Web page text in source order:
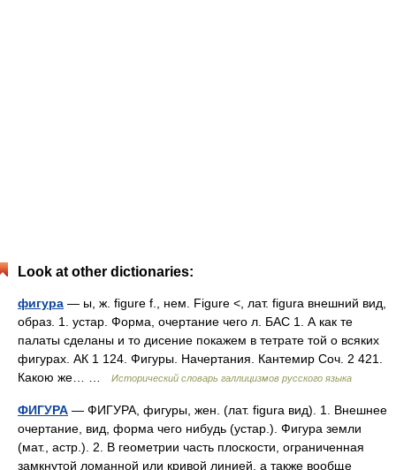
Look at other dictionaries:
фигура — ы, ж. figure f., нем. Figure <, лат. figura внешний вид,
образ. 1. устар. Форма, очертание чего л. БАС 1. А как те
палаты сделаны и то дисение покажем в тетрате той о всяких
фигурах. АК 1 124. Фигуры. Начертания. Кантемир Соч. 2 421.
Какою же… …
Исторический словарь галлицизмов русского языка
ФИГУРА — ФИГУРА, фигуры, жен. (лат. figura вид). 1. Внешнее
очертание, вид, форма чего нибудь (устар.). Фигура земли
(мат., астр.). 2. В геометрии часть плоскости, ограниченная
замкнутой ломанной или кривой линией, а также вообще